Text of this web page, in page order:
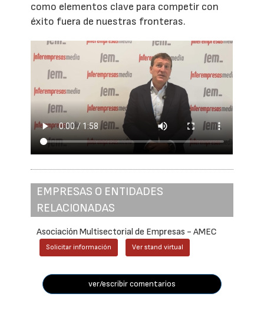
como elementos clave para competir con
éxito fuera de nuestras fronteras.
EMPRESAS O ENTIDADES
RELACIONADAS
Asociación Multisectorial de Empresas - AMEC
Solicitar información Ver stand virtual
ver/escribir comentarios